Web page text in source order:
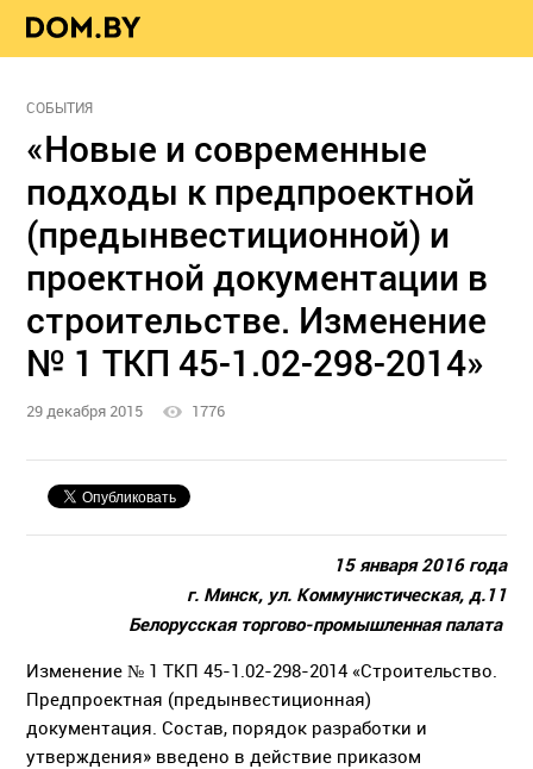
СОБЫТИЯ
«Новые и современные
подходы к предпроектной
(предынвестиционной) и
проектной документации в
строительстве. Изменение
№ 1 ТКП 45-1.02-298-2014»
29 декабря 2015 1776
15 января 2016 года
г. Минск, ул. Коммунистическая, д.11
Белорусская торгово-промышленная палата
Изменение № 1 ТКП 45-1.02-298-2014 «Строительство.
Предпроектная (предынвестиционная)
документация. Состав, порядок разработки и
утверждения» введено в действие приказом